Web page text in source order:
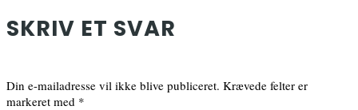
SKRIV ET SVAR
Din e-mailadresse vil ikke blive publiceret. Krævede felter er
markeret med *